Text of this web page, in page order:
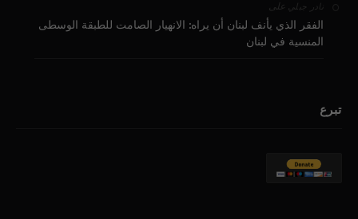
نادر جبلي على
الفقر الذي يأنف لبنان أن يراه: الانهيار الصامت للطبقة الوسطى
المنسية في لبنان
تبرع